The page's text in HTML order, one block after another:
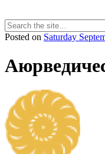
Posted on Saturday